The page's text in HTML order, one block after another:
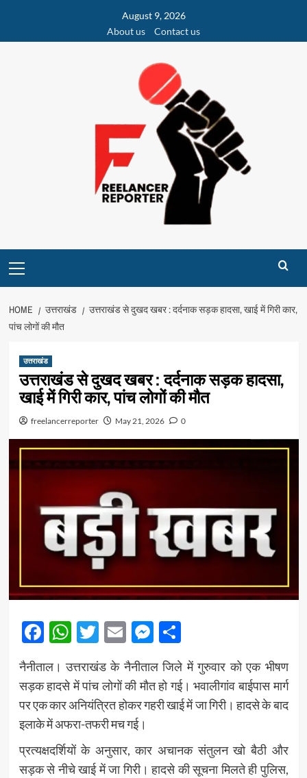
content
August 9, 2026
About us
Contact us
Menu
HOME उत्तराखंड
उत्तराखंड से दुखद खबर : दर्दनाक सड़क हादसा, खाई में गिरी कार,
पांच लोगों की मौत
उत्तराखंड
उत्तराखंड से दुखद खबर : दर्दनाक सड़क हादसा,
खाई में गिरी कार, पांच लोगों की मौत
freelancerreporter May 21, 2026 0
Facebook
WhatsApp
Twitter
EmailMessenger
Share
नैनीताल। उत्तराखंड के नैनीताल जिले में गुरुवार को एक भीषण
सड़क हादसे में पांच लोगों की मौत हो गई। भवालीगांव बाईपास मार्ग
पर एक कार अनियंत्रित होकर गहरी खाई में जा गिरी। हादसे के बाद
इलाके में अफरा-तफरी मच गई।
प्रत्यक्षदर्शियों के अनुसार, कार अचानक संतुलन खो बैठी और
सड़क से नीचे खाई में जा गिरी। हादसे की सूचना मिलते ही पुलिस,